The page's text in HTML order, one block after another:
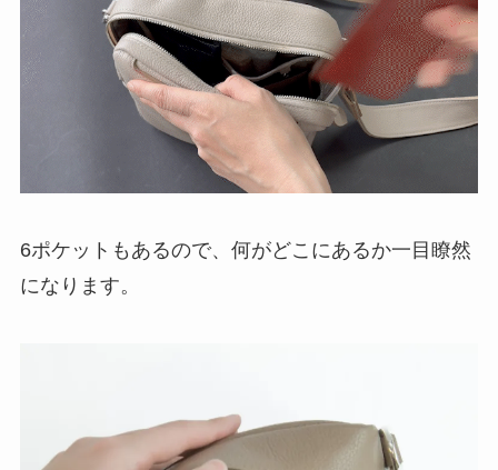
6ポケットもあるので、何がどこにあるか一目瞭然
になります。